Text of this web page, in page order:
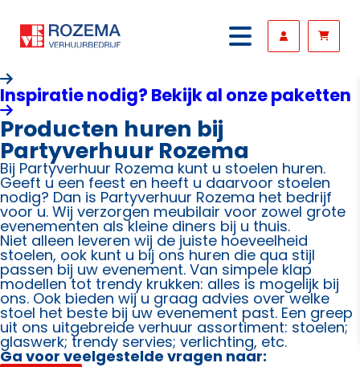
Inspiratie nodig? Bekijk al onze paketten
Producten huren bij
Partyverhuur Rozema
Bij Partyverhuur Rozema kunt u stoelen huren.
Geeft u een feest en heeft u daarvoor stoelen
nodig? Dan is Partyverhuur Rozema het bedrijf
voor u. Wij verzorgen meubilair voor zowel grote
evenementen als kleine diners bij u thuis.
Niet alleen leveren wij de juiste hoeveelheid
stoelen, ook kunt u bij ons huren die qua stijl
passen bij uw evenement. Van simpele klap
modellen tot trendy krukken: alles is mogelijk bij
ons. Ook bieden wij u graag advies over welke
stoel het beste bij uw evenement past. Een greep
uit ons uitgebreide verhuur assortiment: stoelen;
glaswerk; trendy servies; verlichting, etc.
Ga voor veelgestelde vragen naar: